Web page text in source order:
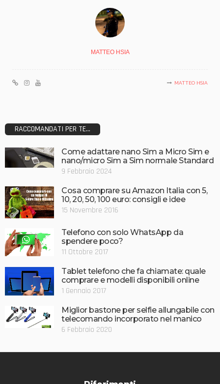
MATTEO HSIA
MATTEO HSIA
RACCOMANDATI PER TE...
Come adattare nano Sim a Micro Sim e
nano/micro Sim a Sim normale Standard
9 Febbraio 2024
Cosa comprare su Amazon Italia con 5,
10, 20, 50, 100 euro: consigli e idee
15 Novembre 2016
Telefono con solo WhatsApp da
spendere poco?
11 Ottobre 2017
Tablet telefono che fa chiamate: quale
comprare e modelli disponibili online
1 Gennaio 2017
Miglior bastone per selfie allungabile con
telecomando incorporato nel manico
6 Febbraio 2020